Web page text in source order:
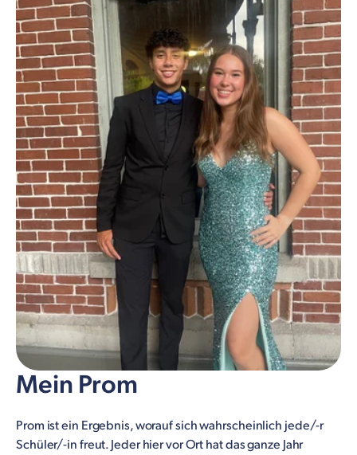
Mein Prom
Prom ist ein Ergebnis, worauf sich wahrscheinlich jede/-r
Schüler/-in freut. Jeder hier vor Ort hat das ganze Jahr